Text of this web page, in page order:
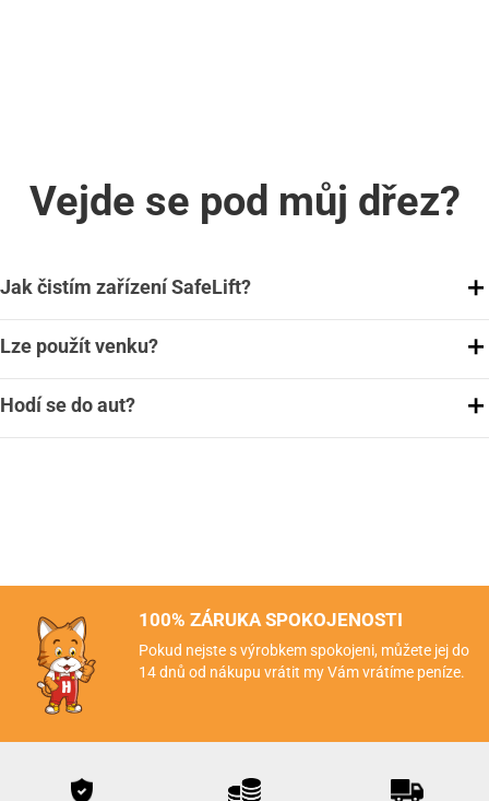
Vejde se pod můj dřez?
Jak čistím zařízení SafeLift?
Lze použít venku?
Hodí se do aut?
100% ZÁRUKA SPOKOJENOSTI
Pokud nejste s výrobkem spokojeni, můžete jej do
14 dnů od nákupu vrátit my Vám vrátíme peníze.